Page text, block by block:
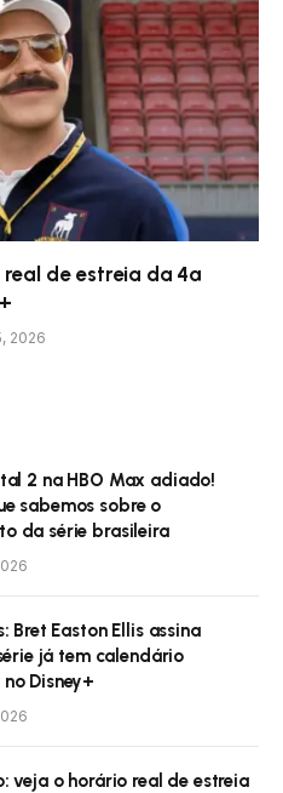
real de estreia da 4ª
2026
2 na HBO Max adiado!
sabemos sobre o
da série brasileira
Bret Easton Ellis assina
já tem calendário
Disney+
veja o horário real de estreia